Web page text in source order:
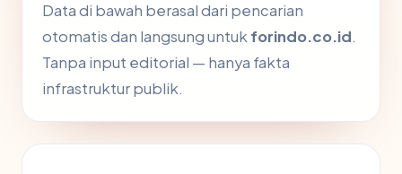
Data di bawah berasal dari pencarian
otomatis dan langsung untukforindo.co.id.
Tanpa input editorial — hanya fakta
infrastruktur publik.